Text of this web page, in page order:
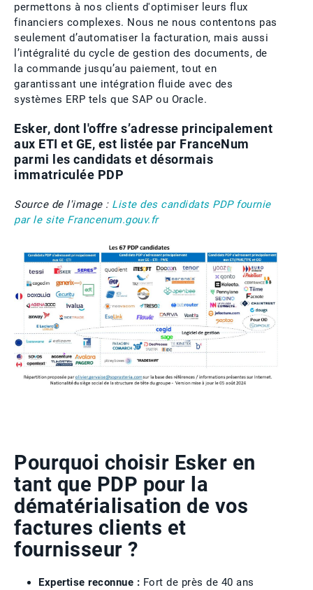
permettons à nos clients d'optimiser leurs flux
financiers complexes. Nous ne nous contentons pas
seulement d’automatiser la facturation, mais aussi
l’intégralité du cycle de gestion des documents, de
la commande jusqu’au paiement, tout en
garantissant une intégration fluide avec des
systèmes ERP tels que SAP ou Oracle.
Esker, dont l'offre s’adresse principalement
aux ETI et GE, est listée par FranceNum
parmi les candidats et désormais
immatriculée PDP
Source de l'image : Liste des candidats PDP fournie
par le site Francenum.gouv.fr
Pourquoi choisir Esker en
tant que PDP pour la
dématérialisation de vos
factures clients et
fournisseur ?
Expertise reconnue : Fort de près de 40 ans